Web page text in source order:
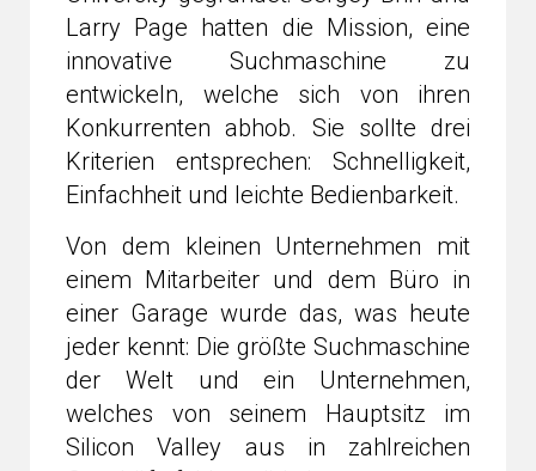
Larry Page hatten die Mission, eine
innovative Suchmaschine zu
entwickeln, welche sich von ihren
Konkurrenten abhob. Sie sollte drei
Kriterien entsprechen: Schnelligkeit,
Einfachheit und leichte Bedienbarkeit.
Von dem kleinen Unternehmen mit
einem Mitarbeiter und dem Büro in
einer Garage wurde das, was heute
jeder kennt: Die größte Suchmaschine
der Welt und ein Unternehmen,
welches von seinem Hauptsitz im
Silicon Valley aus in zahlreichen